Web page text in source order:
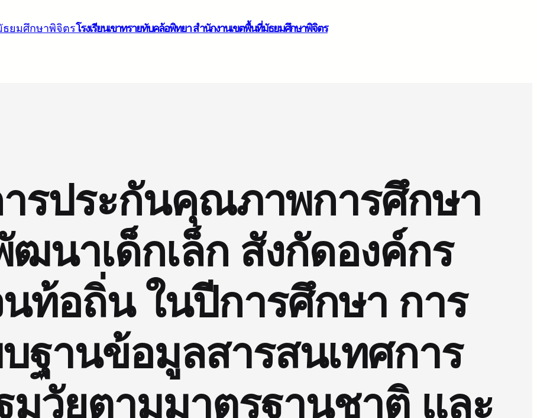
โรงเรียนเขาทรายทับคล้อพิทยา สำนักงานเขตพื้นที่มัธยมศึกษาพิจิตร
รประกันคุณภาพการศึกษา
นาเด็กเล็ก สังกัดองค์กร
ท้อถิ่น ในปีการศึกษา การ
ฐานข้อมูลสารสนเทศการ
วัยตามมาตรฐานชาติ และ